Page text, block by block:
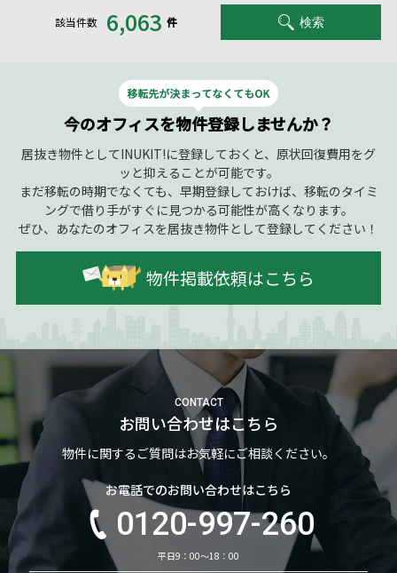
該当件数 6,063 件 検索
今のオフィスを物件登録しませんか？
居抜き物件としてINUKIT!に登録しておくと、原状回復費用をグ
ッと抑えることが可能です。
まだ移転の時期でなくても、早期登録しておけば、移転のタイミ
ングで借り手がすぐに見つかる可能性が高くなります。
ぜひ、あなたのオフィスを居抜き物件として登録してください！
物件掲載依頼はこちら
CONTACT
お問い合わせはこちら
物件に関するご質問はお気軽にご相談ください。
お電話でのお問い合わせはこちら
0120-997-260
平日9：00～18：00